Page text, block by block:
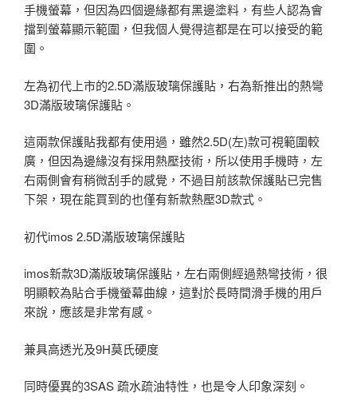
手機螢幕，但因為四個邊緣都有黑邊塗料，有些人認為會
擋到螢幕顯示範圍，但我個人覺得這都是在可以接受的範
圍。
左為初代上市的2.5D滿版玻璃保護貼，右為新推出的熱彎
3D滿版玻璃保護貼。
這兩款保護貼我都有使用過，雖然2.5D(左)款可視範圍較
廣，但因為邊緣沒有採用熱壓技術，所以使用手機時，左
右兩側會有稍微刮手的感覺，不過目前該款保護貼已完售
下架，現在能買到的也僅有新款熱壓3D款式。
初代imos 2.5D滿版玻璃保護貼
imos新款3D滿版玻璃保護貼，左右兩側經過熱彎技術，很
明顯較為貼合手機螢幕曲線，這對於長時間滑手機的用戶
來說，應該是非常有感。
兼具高透光及9H莫氏硬度
同時優異的3SAS 疏水疏油特性，也是令人印象深刻。